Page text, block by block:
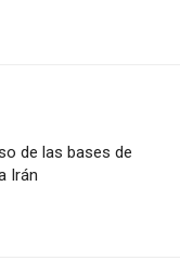
de las bases de
Irán